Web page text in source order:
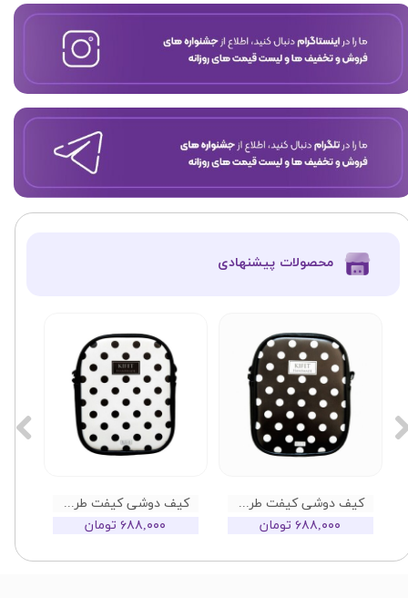
کیف دوشی کیفت طرح توپی زمینه سفید
۶۸۸,۰۰۰ تومان
کیف دوشی کیفت طرح توپی زمینه مشکی
۶۸۸,۰۰۰ تومان
​محصولات پیشنهادی